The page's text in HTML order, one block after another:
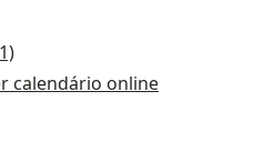
calendário online